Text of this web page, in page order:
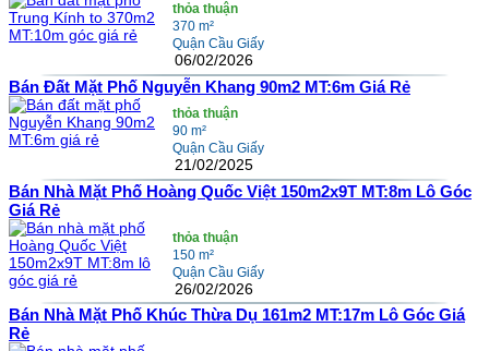
thỏa thuận
370 m²
Quận Cầu Giấy
06/02/2026
Bán Đất Mặt Phố Nguyễn Khang 90m2 MT:6m Giá Rẻ
thỏa thuận
90 m²
Quận Cầu Giấy
21/02/2025
Bán Nhà Mặt Phố Hoàng Quốc Việt 150m2x9T MT:8m Lô Góc
Giá Rẻ
thỏa thuận
150 m²
Quận Cầu Giấy
26/02/2026
Bán Nhà Mặt Phố Khúc Thừa Dụ 161m2 MT:17m Lô Góc Giá
Rẻ